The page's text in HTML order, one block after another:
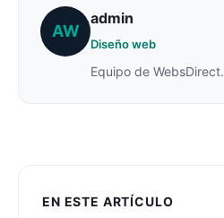
EN ESTE ARTÍCULO
AW
admin
Diseño web
Equipo de WebsDirect.